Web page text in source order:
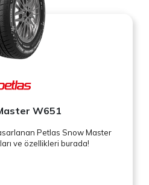
W651
Petlas Snow Master
ve özellikleri burada!